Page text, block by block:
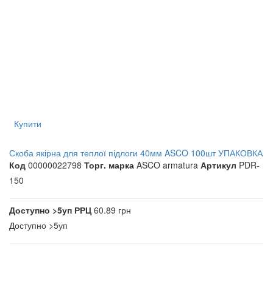
Купити
Скоба якірна для теплої підлоги 40мм ASCO 100шт УПАКОВКА
Код 00000022798 Торг. марка ASCO armatura Артикул PDR-
150
Доступно >5уп РРЦ60.89 грн
Доступно >5уп